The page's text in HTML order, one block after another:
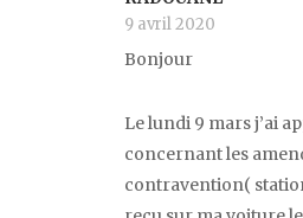
9 avril 2020
Bonjour
Le lundi 9 mars j’ai
concernant les
contravention(